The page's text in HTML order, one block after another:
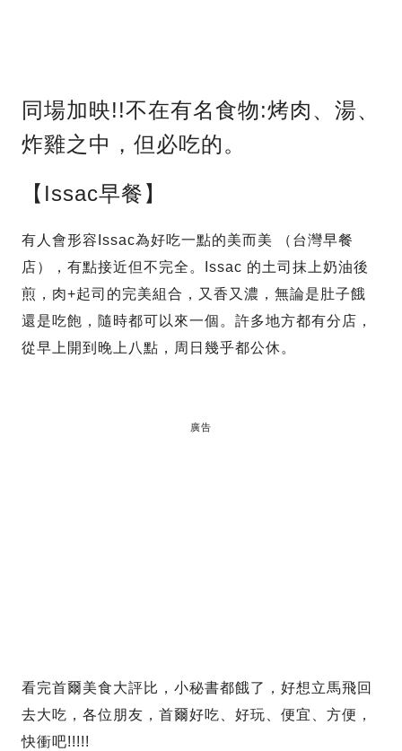
同場加映!!不在有名食物:烤肉、湯、
炸雞之中，但必吃的。
【Issac早餐】
有人會形容Issac為好吃一點的美而美 （台灣早餐
店），有點接近但不完全。Issac 的土司抹上奶油後
煎，肉+起司的完美組合，又香又濃，無論是肚子餓
還是吃飽，隨時都可以來一個。許多地方都有分店，
從早上開到晚上八點，周日幾乎都公休。
廣告
看完首爾美食大評比，小秘書都餓了，好想立馬飛回
去大吃，各位朋友，首爾好吃、好玩、便宜、方便，
快衝吧!!!!!